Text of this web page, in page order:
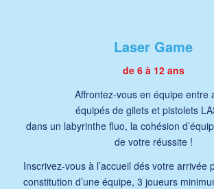
Laser Game
de 6 à 12 ans
Affrontez-vous en équipe entre
équipés de gilets et pistolets
dans un labyrinthe fluo, la cohésion
de votre réussite !
Inscrivez-vous à l’accueil dés votre arrivée
constitution d’une équipe, 3 joueurs